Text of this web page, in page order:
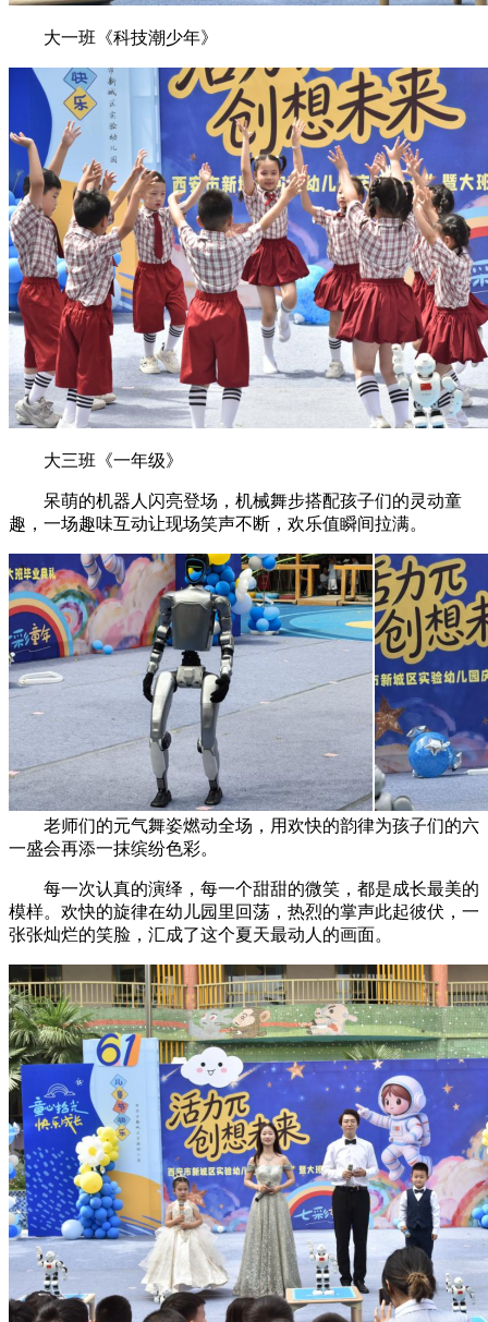
大一班《科技潮少年》
大三班《一年级》
呆萌的机器人闪亮登场，机械舞步搭配孩子们的灵动童
趣，一场趣味互动让现场笑声不断，欢乐值瞬间拉满。
老师们的元气舞姿燃动全场，用欢快的韵律为孩子们的六
一盛会再添一抹缤纷色彩。
每一次认真的演绎，每一个甜甜的微笑，都是成长最美的
模样。欢快的旋律在幼儿园里回荡，热烈的掌声此起彼伏，一
张张灿烂的笑脸，汇成了这个夏天最动人的画面。